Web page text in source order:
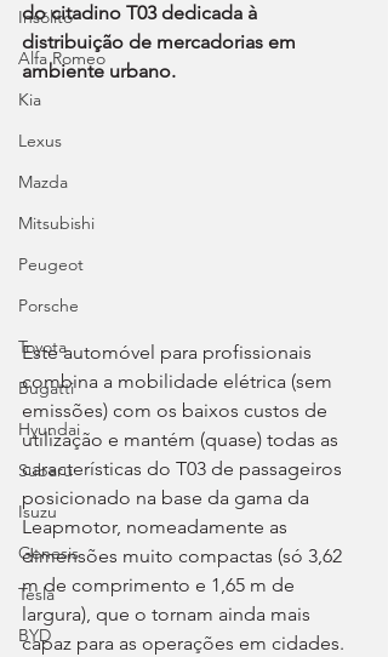
Insólito
Alfa Romeo
Kia
Lexus
Mazda
Mitsubishi
Peugeot
Porsche
Toyota
Bugatti
Hyundai
Subaru
Isuzu
Genesis
Tesla
BYD
do citadino T03 dedicada à
distribuição de mercadorias em
ambiente urbano.
Este automóvel para profissionais
combina a mobilidade elétrica (sem
emissões) com os baixos custos de
utilização e mantém (quase) todas as
características do T03 de passageiros
posicionado na base da gama da
Leapmotor, nomeadamente as
dimensões muito compactas (só 3,62
m de comprimento e 1,65 m de
largura), que o tornam ainda mais
capaz para as operações em cidades.